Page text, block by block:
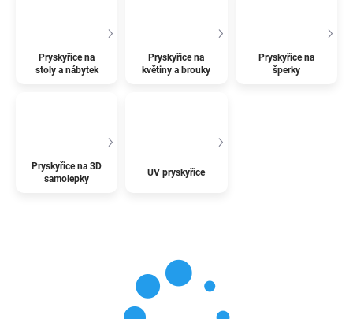
Pryskyřice na
stoly a nábytek
Pryskyřice na
květiny a brouky
Pryskyřice na
šperky
Pryskyřice na 3D
samolepky
UV pryskyřice